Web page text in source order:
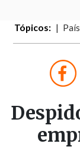
Tópicos: País